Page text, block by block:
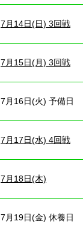
7月14日(日) 3回戦
7月15日(月) 3回戦
7月16日(火) 予備日
7月17日(水) 4回戦
7月18日(木)
7月19日(金) 休養日